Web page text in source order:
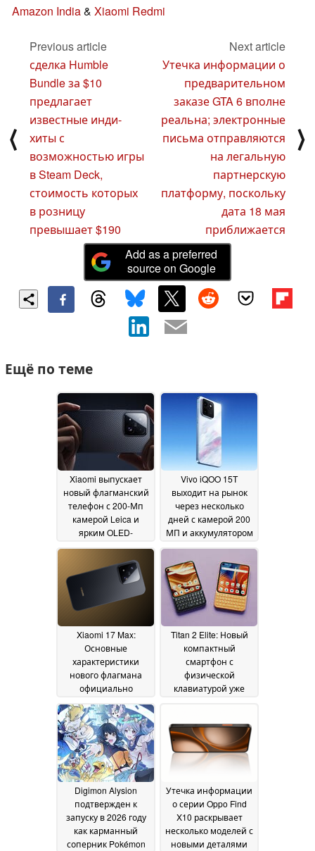
Amazon India& Xiaomi Redmi
⟨
Previous article
сделка Humble
Bundle за $10
предлагает
известные инди-
хиты с
возможностью игры
в Steam Deck,
стоимость которых
в розницу
превышает $190
Next article
Утечка информации о
предварительном
заказе GTA 6 вполне
реальна; электронные
письма отправляются
на легальную
партнерскую
платформу, поскольку
дата 18 мая
приближается
⟩
Add as a preferred
source on Google
Ещё по теме
Xiaomi выпускает
новый флагманский
телефон с 200-Мп
камерой Leica и
ярким OLED-
21 May 2026
Vivo iQOO 15T
выходит на рынок
через несколько
дней с камерой 200
МП и аккумулятором
16 May 2026
Xiaomi 17 Max:
Основные
характеристики
нового флагмана
официально
14 May 2026
Titan 2 Elite: Новый
компактный
смартфон с
физической
клавиатурой уже
заказа14 May 2026
Digimon Alysion
подтвержден к
запуску в 2026 году
как карманный
соперник Pokémon
Утечка информации
о серии Oppo Find
X10 раскрывает
несколько моделей с
новыми деталями